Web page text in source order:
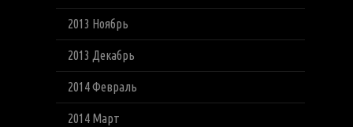
2013 Ноябрь
2013 Декабрь
2014 Февраль
2014 Март